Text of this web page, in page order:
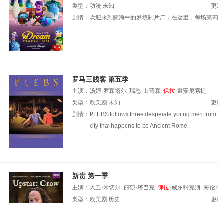
类型： 动漫 未知
更
剧情： 欢迎来到脑海中的梦境制片厂，在这里，每场莱
罗马三贱客 第五季
主演： 汤姆·罗森塔尔 瑞恩·山普森 保拉·戴安尼索提
类型： 欧美剧 未知
更
剧情： PLEBS follows three desperate young men
city that happens to be Ancient Rome.
新贵 第一季
主演： 大卫·米切尔 丽莎·塔巴克 保拉·威尔科克斯 海伦
类型： 欧美剧 历史
更